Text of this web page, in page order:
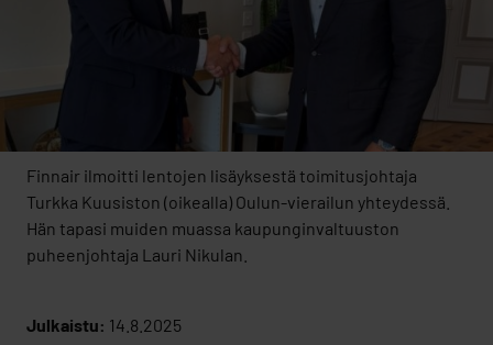
Finnair ilmoitti lentojen lisäyksestä toimitusjohtaja
Turkka Kuusiston (oikealla) Oulun-vierailun yhteydessä.
Hän tapasi muiden muassa kaupunginvaltuuston
puheenjohtaja Lauri Nikulan.
Julkaistu: 14.8.2025